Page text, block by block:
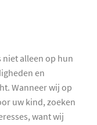
niet alleen op hun
en
Wanneer wij op
uw kind, zoeken
want wij